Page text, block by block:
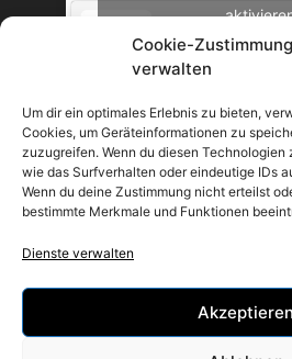
Cookie-Zustimmung
verwalten
Um dir ein optimales Erlebnis zu bieten,
Cookies, um Geräteinformationen zu
zuzugreifen. Wenn du diesen
wie das Surfverhalten oder eindeutige IDs
Wenn du deine Zustimmung nicht erteilst
bestimmte Merkmale und Funktionen
Dienste verwalten
Akzeptieren
Cookie-